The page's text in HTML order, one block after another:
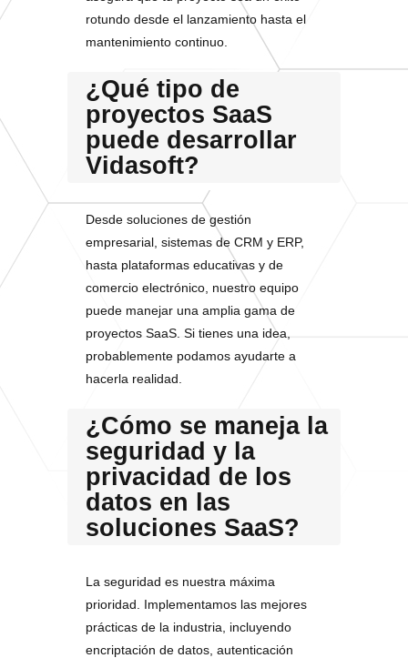
rotundo desde el lanzamiento hasta el
mantenimiento continuo.
¿Qué tipo de
proyectos SaaS
puede desarrollar
Vidasoft?
Desde soluciones de gestión
empresarial, sistemas de CRM y ERP,
hasta plataformas educativas y de
comercio electrónico, nuestro equipo
puede manejar una amplia gama de
proyectos SaaS. Si tienes una idea,
probablemente podamos ayudarte a
hacerla realidad.
¿Cómo se maneja la
seguridad y la
privacidad de los
datos en las
soluciones SaaS?
La seguridad es nuestra máxima
prioridad. Implementamos las mejores
prácticas de la industria, incluyendo
encriptación de datos, autenticación